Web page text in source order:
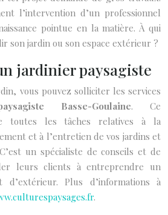
l’intervention d’un professionnel
pointue en la matière. À qui
son jardin ou son espace extérieur ?
jardinier paysagiste
vous pouvez solliciter les services
Basse-Goulaine. Ce
toutes les tâches relatives à la
et à l’entretien de vos jardins et
un spécialiste de conseils et de
leurs clients à entreprendre un
d’extérieur. Plus d’informations à
.